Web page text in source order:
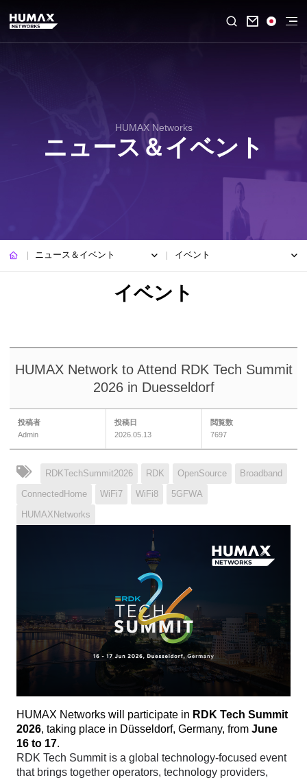

HUMAX Networks
ニュース＆イベント
ニュース＆イベント イベント
HUMAX Network to Attend RDK Tech Summit
2026 in Duesseldorf
投稿者
Admin
投稿日
2026.05.13
閲覧数
7697
RDKTechSummit2026 RDK OpenSource Broadband
ConnectedHome WiFi7 WiFi8 5GFWA
HUMAXNetworks
HUMAX Networks will participate in RDK Tech Summit
2026, taking place in Düsseldorf, Germany, from June
16 to 17.
RDK Tech Summit is a global technology-focused event
that brings together operators, technology providers,